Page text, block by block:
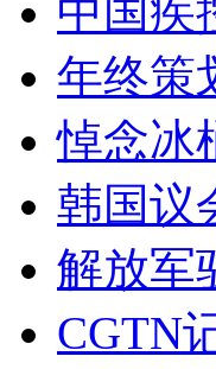
中国疾
年终策
悼念冰
韩国议
解放军
CGTN